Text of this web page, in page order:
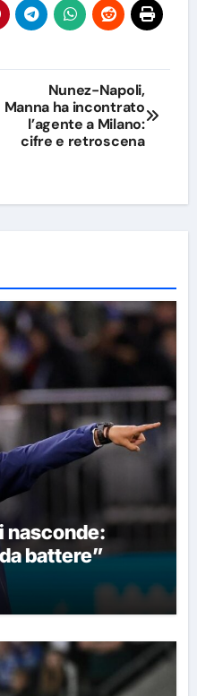
Nunez-Napoli,
Manna ha incontrato
l’agente a Milano:
cifre e retroscena
nasconde:
battere”